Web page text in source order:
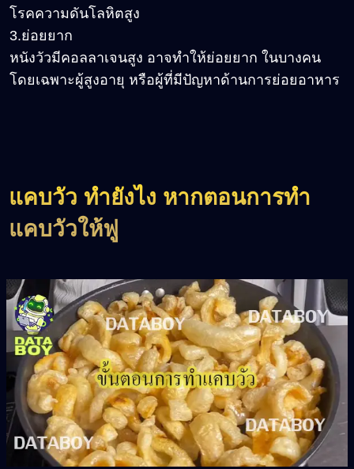
โรคความดันโลหิตสูง
3.ย่อยยาก
หนังวัวมีคอลลาเจนสูง อาจทำให้ย่อยยาก ในบางคน
โดยเฉพาะผู้สูงอายุ หรือผู้ที่มีปัญหาด้านการย่อยอาหาร
แคบวัว ทำยังไง หากตอนการทำ
แคบวัวให้ฟู